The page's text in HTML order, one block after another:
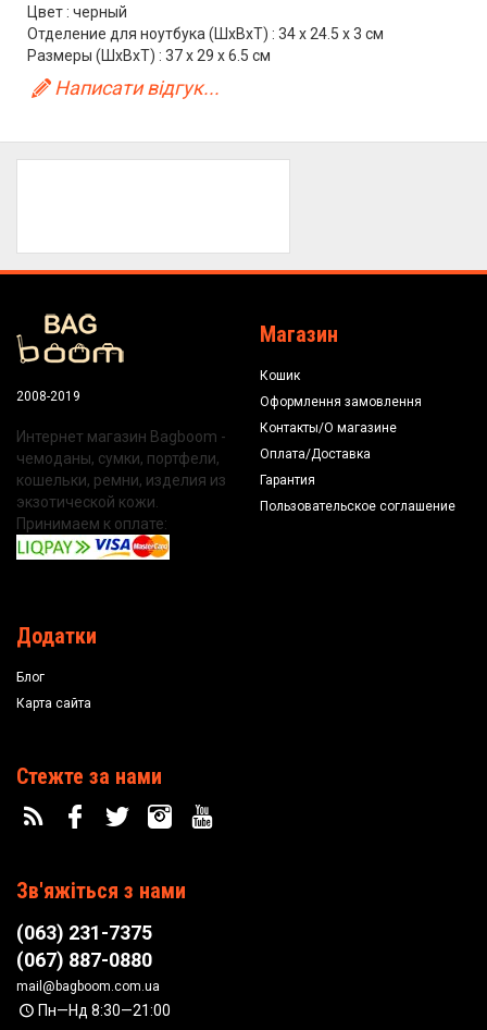
Цвет : черный
Отделение для ноутбука (ШхВхТ) : 34 x 24.5 x 3 см
Размеры (ШхВхТ) : 37 x 29 x 6.5 см
Написати відгук...
2008-2019
Интернет магазин Bagboom -
чемоданы, сумки, портфели,
кошельки, ремни, изделия из
экзотической кожи.
Принимаем к оплате:
Магазин
Кошик
Оформлення замовлення
Контакты/О магазине
Оплата/Доставка
Гарантия
Пользовательское соглашение
Додатки
Блог
Карта сайта
Стежте за нами
Зв'яжіться з нами
(063) 231-7375
(067) 887-0880
mail@bagboom.com.ua
Пн—Нд 8:30—21:00